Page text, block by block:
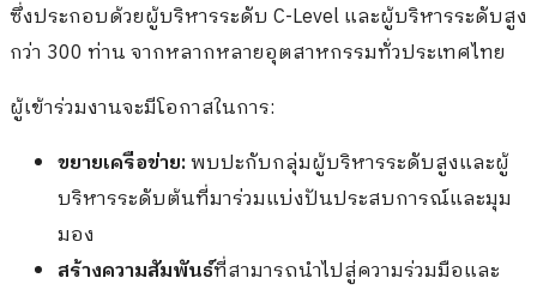
ซึ่งประกอบด้วยผู้บริหารระดับ C-Level และผู้บริหารระดับสูง
กว่า 300 ท่าน จากหลากหลายอุตสาหกรรมทั่วประเทศไทย
ผู้เข้าร่วมงานจะมีโอกาสในการ:
ขยายเครือข่าย:พบปะกับกลุ่มผู้บริหารระดับสูงและผู้
บริหารระดับต้นที่มาร่วมแบ่งปันประสบการณ์และมุม
มอง
สร้างความสัมพันธ์ที่สามารถนำไปสู่ความร่วมมือและ